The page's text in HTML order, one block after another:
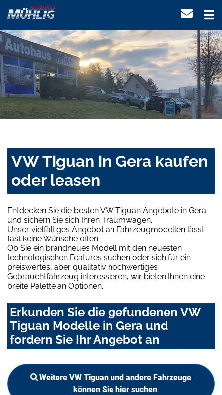
VW Tiguan in Gera kaufen
oder leasen
Entdecken Sie die besten VW Tiguan Angebote in Gera
und sichern Sie sich Ihren Traumwagen.
Unser vielfältiges Angebot an Fahrzeugmodellen lässt
fast keine Wünsche offen.
Ob Sie ein brandneues Modell mit den neuesten
technologischen Features suchen oder sich für ein
preiswertes, aber qualitativ hochwertiges
Gebrauchtfahrzeug interessieren, wir bieten Ihnen eine
breite Palette an Optionen.
Erkunden Sie die gefundenen VW
Tiguan Modelle in Gera und
fordern Sie Ihr Angebot an
Weitere VW Tiguan und andere Fahrzeuge
können Sie hier suchen